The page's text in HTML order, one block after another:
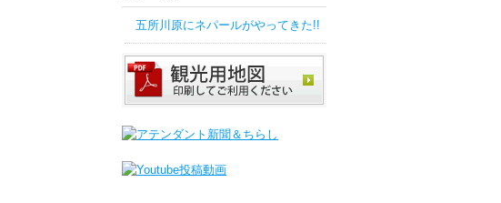
五所川原にネパールがやってきた!!